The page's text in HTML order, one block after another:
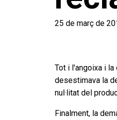
25 de març de
Tot i l'angoixa i
desestimava la
nul·litat del
Finalment, la